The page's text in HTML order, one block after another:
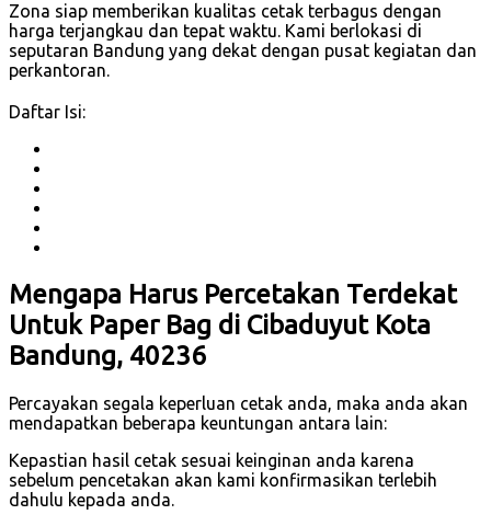
Zona siap memberikan kualitas cetak terbagus dengan
harga terjangkau dan tepat waktu. Kami berlokasi di
seputaran Bandung yang dekat dengan pusat kegiatan dan
perkantoran.
Daftar Isi:
Mengapa Harus Percetakan Terdekat
Untuk Paper Bag di Cibaduyut Kota
Bandung, 40236
Percayakan segala keperluan cetak anda, maka anda akan
mendapatkan beberapa keuntungan antara lain:
Kepastian hasil cetak sesuai keinginan anda karena
sebelum pencetakan akan kami konfirmasikan terlebih
dahulu kepada anda.